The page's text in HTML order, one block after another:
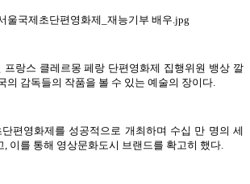
프랑스 클레르몽 페랑 단편영화제 집행위원 뱅상 깔
의 감독들의 작품을 볼 수 있는 예술의 장이다.
편영화제를 성공적으로 개최하며 수십 만 명의 세
이를 통해 영상문화도시 브랜드를 확고히 했다.